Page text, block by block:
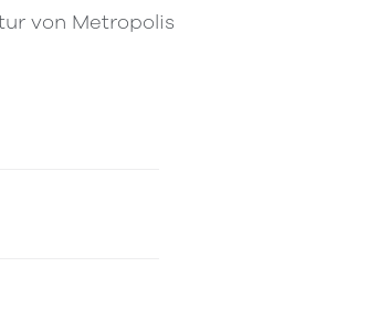
von Metropolis